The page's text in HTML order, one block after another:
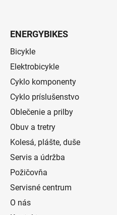
ENERGYBIKES
Bicykle
Elektrobicykle
Cyklo komponenty
Cyklo príslušenstvo
Oblečenie a prilby
Obuv a tretry
Kolesá, plášte, duše
Servis a údržba
Požičovňa
Servisné centrum
O nás